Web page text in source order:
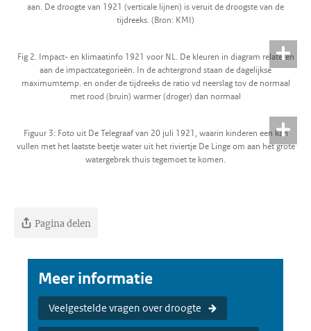
aan. De droogte van 1921 (verticale lijnen) is veruit de droogste van de
tijdreeks. (Bron: KMI)
Fig 2. Impact- en klimaatinfo 1921 voor NL. De kleuren in diagram relateren
aan de impactcategorieën. In de achtergrond staan de dagelijkse
maximumtemp. en onder de tijdreeks de ratio vd neerslag tov de normaal
met rood (bruin) warmer (droger) dan normaal
Figuur 3: Foto uit De Telegraaf van 20 juli 1921, waarin kinderen een kan
vullen met het laatste beetje water uit het riviertje De Linge om aan het grote
watergebrek thuis tegemoet te komen.
Pagina delen
Meer informatie
Veelgestelde vragen over droogte